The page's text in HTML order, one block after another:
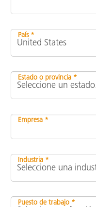
País *
Estado o provincia *
Empresa *
Industria *
Puesto de trabajo *